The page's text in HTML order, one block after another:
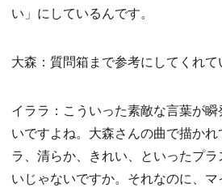
い」にしているんです。
大森：質問箱まで参考にしてくれて
イララ：こういった素敵な言葉が
いですよね。大森さんの曲で描か
ラ、清らか、きれい、といったプ
いじゃないですか。それなのに、